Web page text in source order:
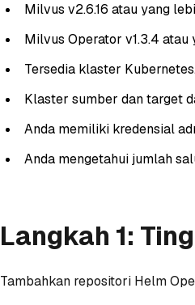
Milvus v2.6.16 atau yang
Milvus Operator v1.3.4 atau
Tersedia klaster
Klaster sumber dan target
Anda memiliki kredensial
Anda mengetahui jumlah
Langkah 1:
Tambahkan repositori Helm